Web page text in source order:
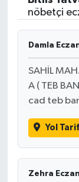
nöbetçi
Damla
SAHİL
A ( TEB
cad teb
Yol
Zehra